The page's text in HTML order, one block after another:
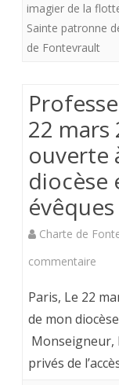
imagier de la
Sainte patronne
de Fontevrault
22 mars
ouverte
diocèse
Charte de
commentaire
22
Paris, Le 22
de mon
Monseigneur,
privés de